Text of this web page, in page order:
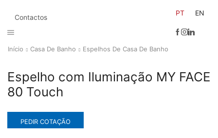
Contactos
PT EN
Início Casa De Banho Espelhos De Casa De Banho
Espelho com Iluminação MY FACE
80 Touch
PEDIR COTAÇÃO